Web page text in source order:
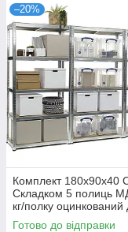
–20%
Комплект 180х90х40
Складком 5 полиць
кг/полку оцинкований
дому офісу склад 3
Готово до відправки